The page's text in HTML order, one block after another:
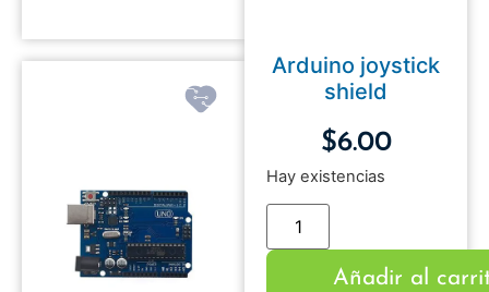
Arduino joystick
shield
$6.00
Hay existencias
Añadir al